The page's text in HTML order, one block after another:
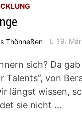
Thönneßen 19.
sich? Da
Talents”, von
längst wissen,
sie nicht …